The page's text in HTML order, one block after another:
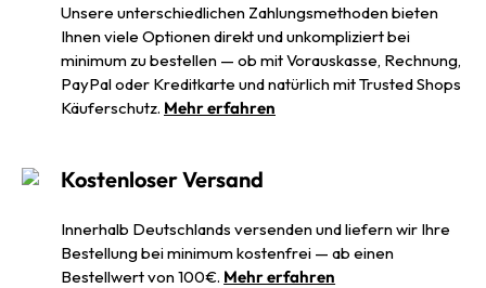
Unsere unterschiedlichen Zahlungsmethoden bieten
Ihnen viele Optionen direkt und unkompliziert bei
minimum zu bestellen — ob mit Vorauskasse, Rechnung,
PayPal oder Kreditkarte und natürlich mit Trusted Shops
Käuferschutz. Mehr erfahren
Kostenloser Versand
Innerhalb Deutschlands versenden und liefern wir Ihre
Bestellung bei minimum kostenfrei — ab einen
Bestellwert von 100€. Mehr erfahren